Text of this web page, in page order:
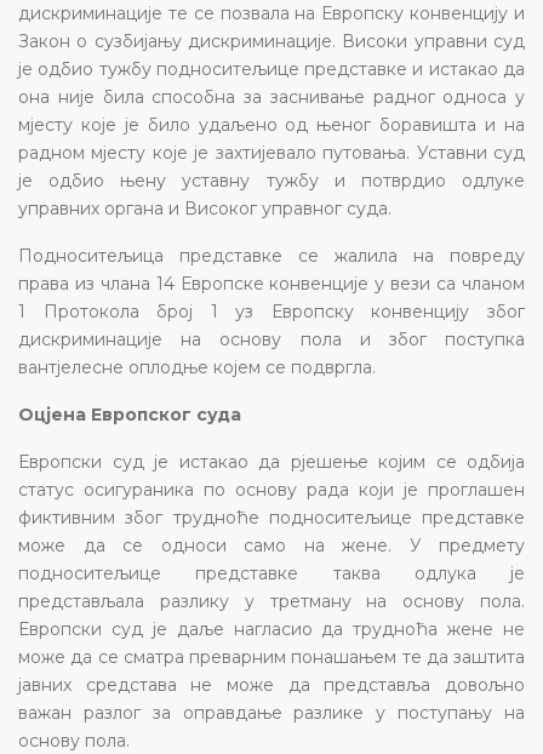
дискриминације те се позвала на Европску конвенцију и
Закон о сузбијању дискриминације. Високи управни суд
је одбио тужбу подноситељице представке и истакао да
она није била способна за заснивање радног односа у
мјесту које је било удаљено од њеног боравишта и на
радном мјесту које је захтијевало путовања. Уставни суд
је одбио њену уставну тужбу и потврдио одлуке
управних органа и Високог управног суда.
Подноситељица представке се жалила на повреду
права из члана 14 Европске конвенције у вези са чланом
1 Протокола број 1 уз Европску конвенцију због
дискриминације на основу пола и због поступка
вантјелесне оплодње којем се подвргла.
Оцјена Европског суда
Европски суд је истакао да рјешење којим се одбија
статус осигураника по основу рада који је проглашен
фиктивним због трудноће подноситељице представке
може да се односи само на жене. У предмету
подноситељице представке таква одлука је
представљала разлику у третману на основу пола.
Европски суд је даље нагласио да трудноћа жене не
може да се сматра преварним понашањем те да заштита
јавних средстава не може да представља довољно
важан разлог за оправдање разлике у поступању на
основу пола.